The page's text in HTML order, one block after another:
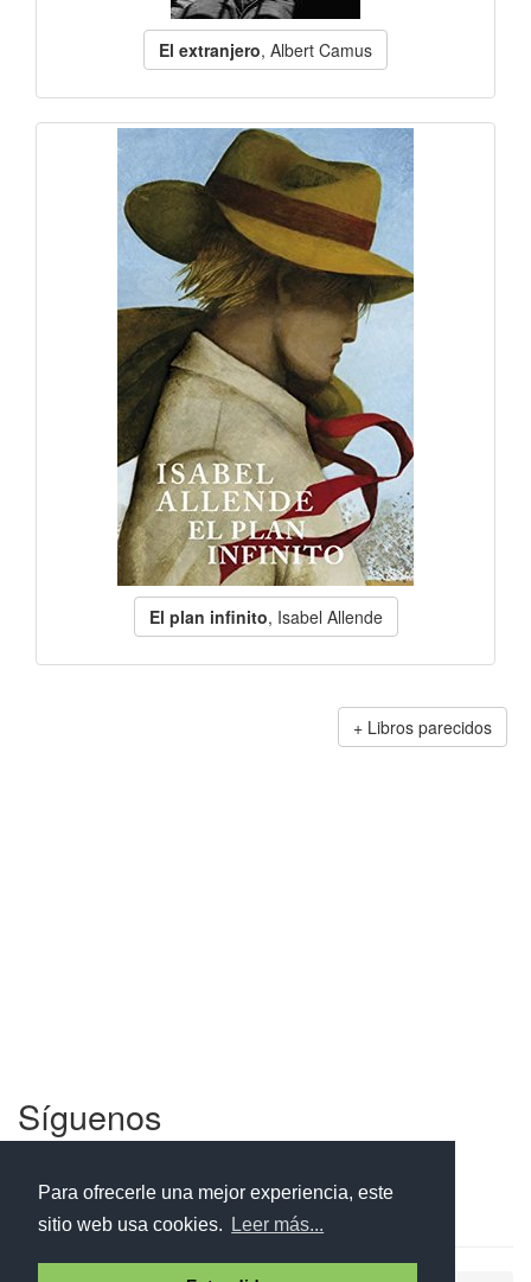
Para ofrecerle una mejor experiencia, este
sitio web usa cookies.
Leer más...
El extranjero, Albert Camus
El plan infinito, Isabel Allende
Libros parecidos
Síguenos